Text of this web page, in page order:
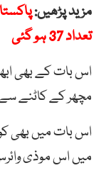
مزید پڑھیں:
تعداد 37 ہو گئی
اس بات کے بھی
مچھر کے کاٹنے
اس بات میں بھی
میں اس موذی